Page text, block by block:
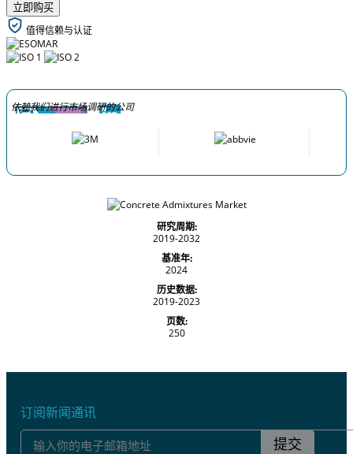
立即购买
值得信赖与认证
依赖我们进行市场调研的公司
研究周期:
2019-2032
基准年:
2024
历史数据:
2019-2023
页数:
250
订阅新闻通讯
提交